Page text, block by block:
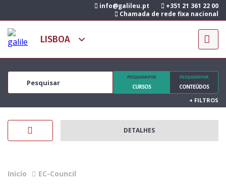
info@galileu.pt
+351 21 361 22 00
Chamada de rede fixa nacional
PESQUISAR POR
CURSOS
PESQUISAR POR
CONTEÚDOS
+ FILTROS
DETALHES
Inicío EC-Council